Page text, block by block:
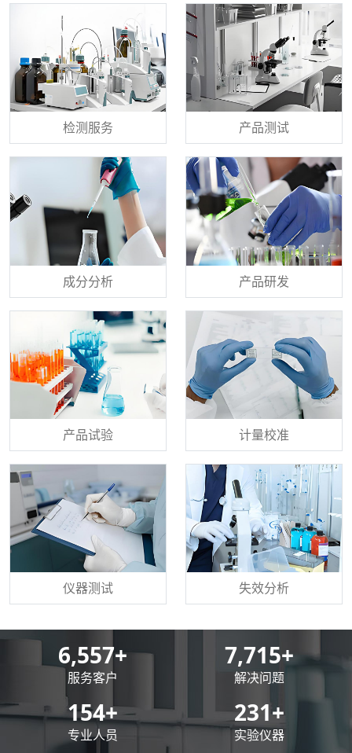
检测服务 产品测试
成分分析 产品研发
产品试验 计量校准
仪器测试 失效分析
8,500+
服务客户
10,000+
解决问题
200+
专业人员
300+
实验仪器